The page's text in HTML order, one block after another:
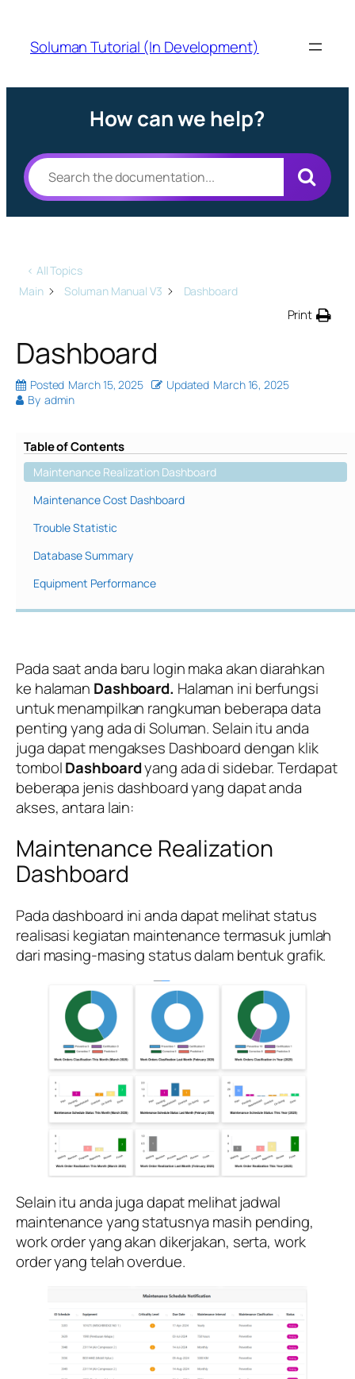
Soluman Tutorial (In Development)
How can we help?
< All Topics
Main
Soluman Manual V3 Dashboard
Print
Dashboard
Posted March 15, 2025 Updated March 16, 2025
By admin
Table of Contents
Maintenance Realization Dashboard
Maintenance Cost Dashboard
Trouble Statistic
Database Summary
Equipment Performance
Pada saat anda baru login maka akan diarahkan
ke halaman Dashboard. Halaman ini berfungsi
untuk menampilkan rangkuman beberapa data
penting yang ada di Soluman. Selain itu anda
juga dapat mengakses Dashboard dengan klik
tombolDashboardyang ada di sidebar. Terdapat
beberapa jenis dashboard yang dapat anda
akses, antara lain:
Maintenance Realization
Dashboard
Pada dashboard ini anda dapat melihat status
realisasi kegiatan maintenance termasuk jumlah
dari masing-masing status dalam bentuk grafik.
Selain itu anda juga dapat melihat jadwal
maintenance yang statusnya masih pending,
work order yang akan dikerjakan, serta, work
order yang telah overdue.